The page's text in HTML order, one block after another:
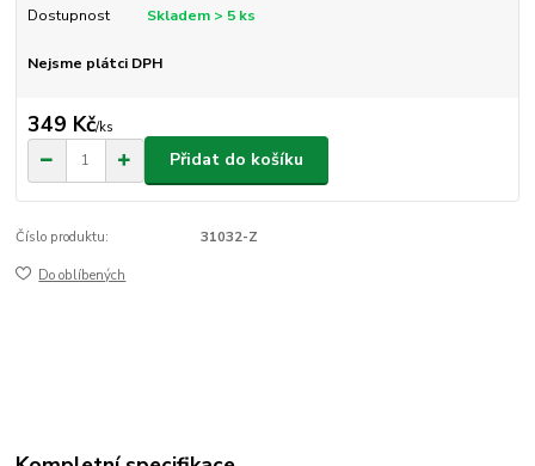
Dostupnost Skladem > 5 ks
Nejsme plátci DPH
349 Kč/ks
Přidat do košíku
Číslo produktu: 31032-Z
Do oblíbených